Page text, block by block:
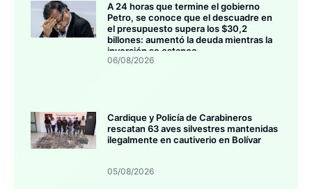
A 24 horas que termine el gobierno
Petro, se conoce que el descuadre en
el presupuesto supera los $30,2
billones: aumentó la deuda mientras la
inversión se estanca
06/08/2026
Cardique y Policía de Carabineros
rescatan 63 aves silvestres mantenidas
ilegalmente en cautiverio en Bolívar
05/08/2026